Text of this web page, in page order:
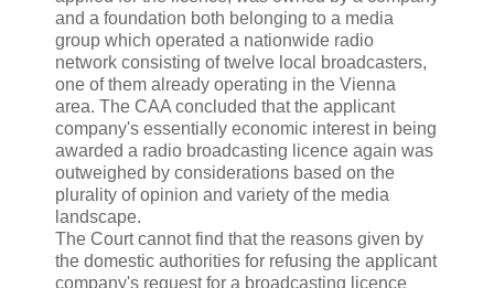
and a foundation both belonging to a media
group which operated a nationwide radio
network consisting of twelve local broadcasters,
one of them already operating in the Vienna
area. The CAA concluded that the applicant
company's essentially economic interest in being
awarded a radio broadcasting licence again was
outweighed by considerations based on the
plurality of opinion and variety of the media
landscape.
The Court cannot find that the reasons given by
the domestic authorities for refusing the applicant
company's request for a broadcasting licence